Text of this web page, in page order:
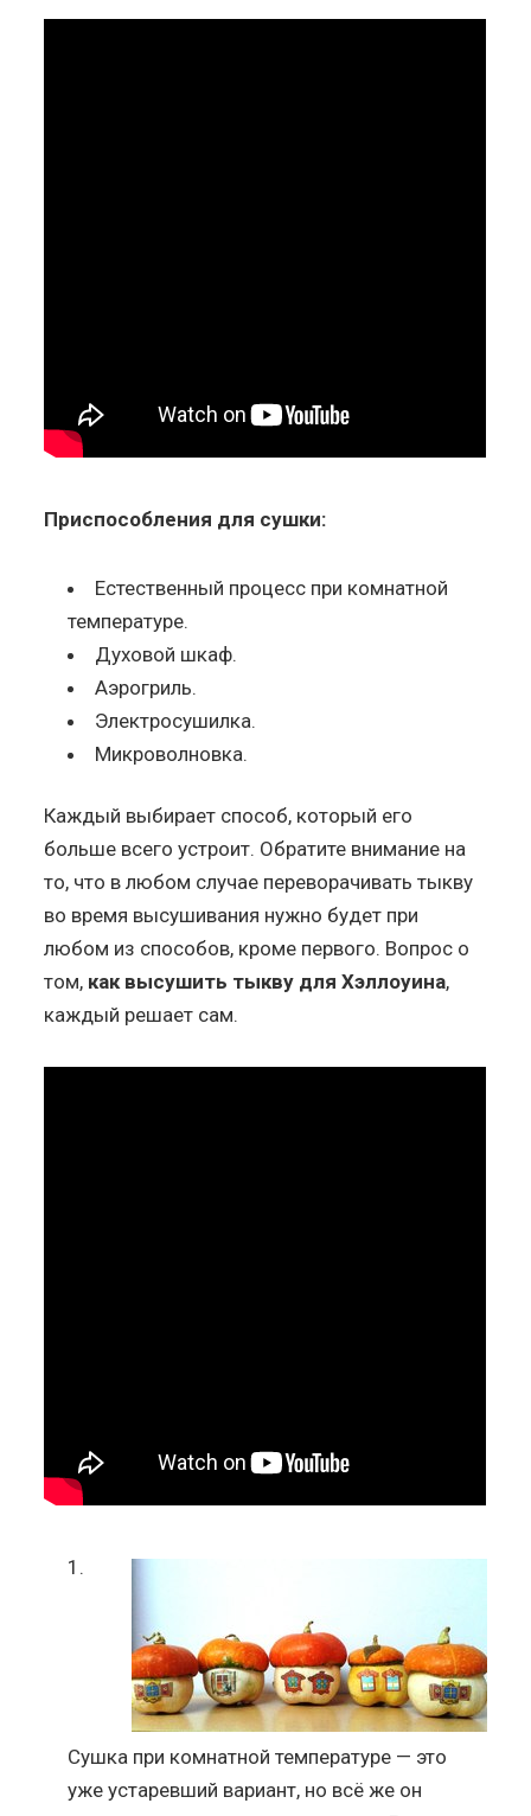
Приспособления для сушки:
Естественный процесс при комнатной
температуре.
Духовой шкаф.
Аэрогриль.
Электросушилка.
Микроволновка.
Каждый выбирает способ, который его
больше всего устроит. Обратите внимание на
то, что в любом случае переворачивать тыкву
во время высушивания нужно будет при
любом из способов, кроме первого. Вопрос о
том, как высушить тыкву для Хэллоуина,
каждый решает сам.
Сушка при комнатной температуре — это
уже устаревший вариант, но всё же он